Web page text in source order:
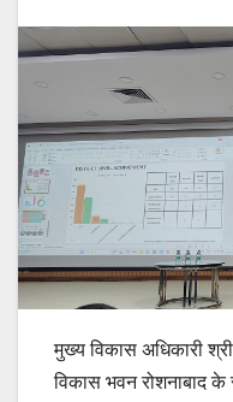
मुख्य विकास अधिकारी
विकास भवन रोशनाबाद के